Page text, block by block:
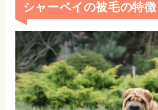
シャーペイの被毛の特徴